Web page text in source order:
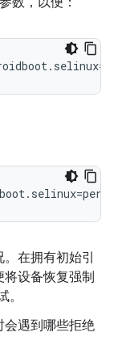
在拥有初始引
设备恢复强制
会遇到哪些拒绝